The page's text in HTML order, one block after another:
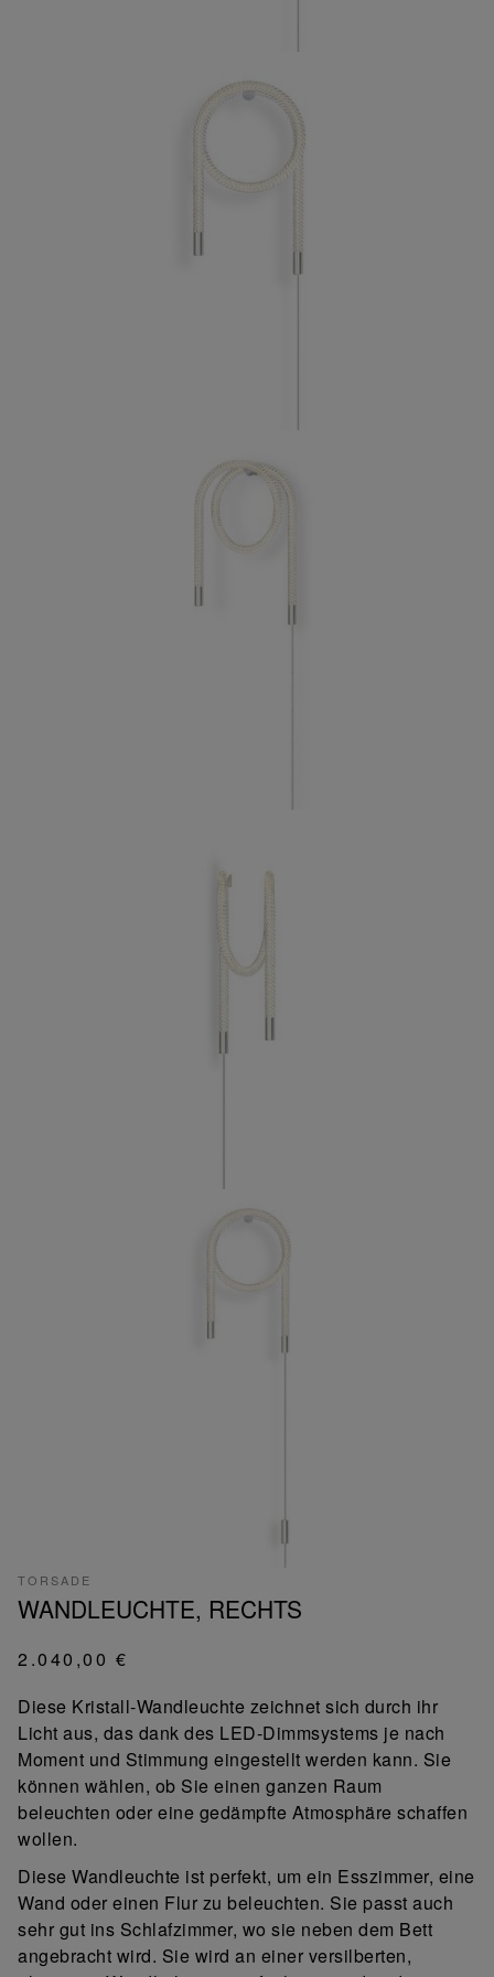
TORSADE
WANDLEUCHTE, RECHTS
2.040,00 €
Diese Kristall-Wandleuchte zeichnet sich durch ihr
Licht aus, das dank des LED-Dimmsystems je nach
Moment und Stimmung eingestellt werden kann. Sie
können wählen, ob Sie einen ganzen Raum
beleuchten oder eine gedämpfte Atmosphäre schaffen
wollen.
Diese Wandleuchte ist perfekt, um ein Esszimmer, eine
Wand oder einen Flur zu beleuchten. Sie passt auch
sehr gut ins Schlafzimmer, wo sie neben dem Bett
angebracht wird. Sie wird an einer versilberten,